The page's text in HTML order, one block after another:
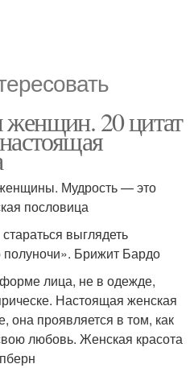
женщин. 20 цитат
Мудрость — это
пословица
выглядеть
полуночи». Брижит Бардо
лица, не в одежде,
Настоящая женская
она проявляется в том, как
любовь. Женская красота